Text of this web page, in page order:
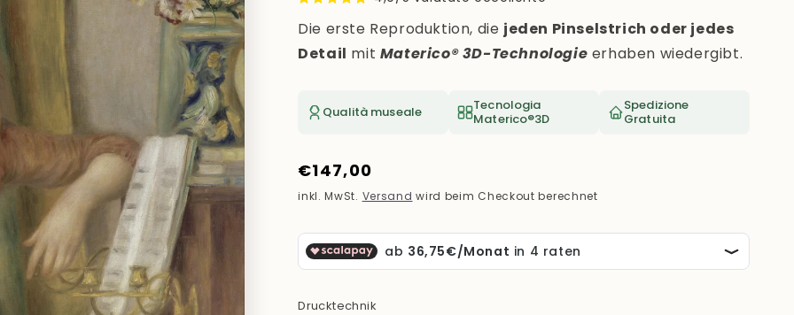
Die erste Reproduktion, die jeden Pinselstrich oder jedes
Detail mit Materico® 3D-Technologie erhaben wiedergibt.
Qualità museale
Tecnologia
Materico®3D
Spedizione
Gratuita
Normaler
Preis
€147,00
inkl. MwSt. Versand wird beim Checkout berechnet
Drucktechnik